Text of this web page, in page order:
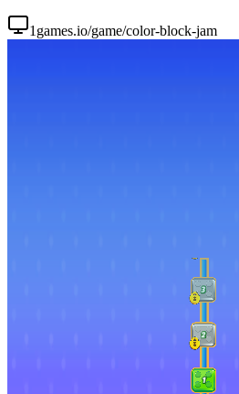
1games.io/game/color-block-jam